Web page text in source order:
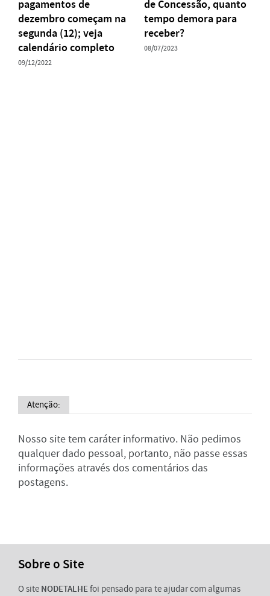
pagamentos de
dezembro começam na
segunda (12); veja
calendário completo
09/12/2022
de Concessão, quanto
tempo demora para
receber?
08/07/2023
Atenção:
Nosso site tem caráter informativo. Não pedimos
qualquer dado pessoal, portanto, não passe essas
informações através dos comentários das
postagens.
Sobre o Site
O site NODETALHEfoi pensado para te ajudar com algumas